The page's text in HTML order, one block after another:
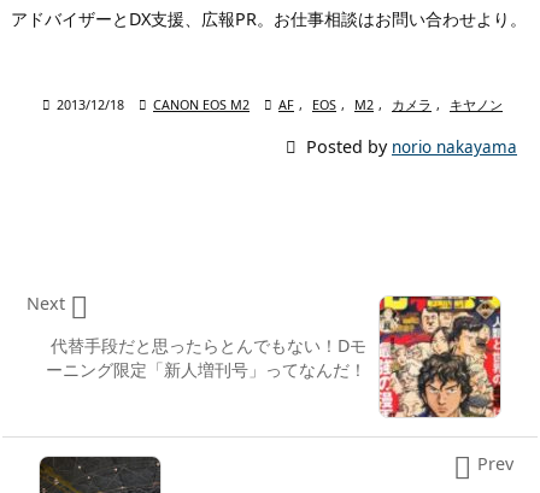
アドバイザーとDX支援、広報PR。お仕事相談はお問い合わせより。
 2013/12/18  CANON EOS M2  AF , EOS , M2 , カメラ , キヤノン
 Posted by norio nakayama
代替手段だと思ったらとんでもない！Dモ
ーニング限定「新人増刊号」ってなんだ！

Next
 Prev